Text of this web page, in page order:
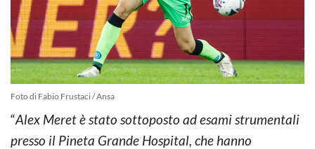
Foto di Fabio Frustaci / Ansa
“Alex Meret è stato sottoposto ad esami strumentali
presso il Pineta Grande Hospital, che hanno